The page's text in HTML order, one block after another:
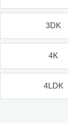
3DK
4K
4LDK